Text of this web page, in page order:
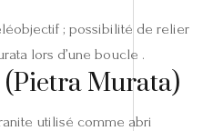
; possibilité de relier
lors d’une boucle .
(Pietra Murata)
utilisé comme abri